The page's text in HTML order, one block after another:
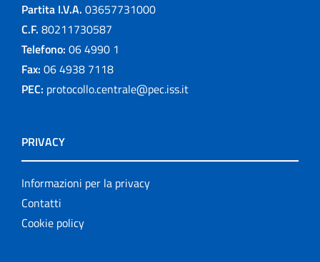
Partita I.V.A. 03657731000
C.F. 80211730587
Telefono: 06 4990 1
Fax: 06 4938 7118
PEC: protocollo.centrale@pec.iss.it
PRIVACY
Informazioni per la privacy
Contatti
Cookie policy